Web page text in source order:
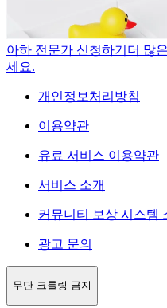
아하 전문가 신청하기 더 많
세요.
개인정보처리방침
이용약관
유료 서비스 이용약관
서비스 소개
커뮤니티 보상 시스템
광고 문의
무단 크롤링 금지